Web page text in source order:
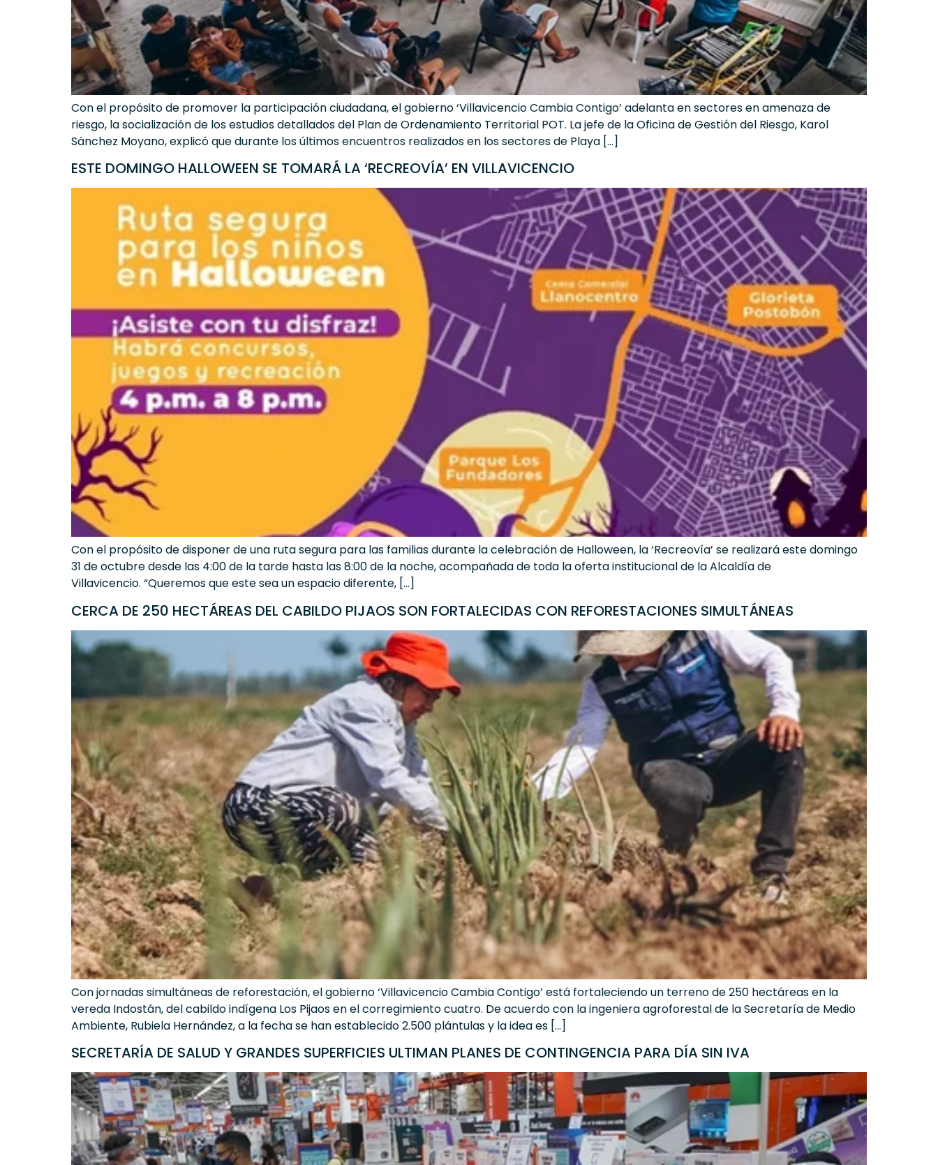
Con el propósito de promover la participación ciudadana, el gobierno ‘Villavicencio Cambia Contigo’ adelanta en sectores en amenaza de
riesgo, la socialización de los estudios detallados del Plan de Ordenamiento Territorial POT. La jefe de la Oficina de Gestión del Riesgo, Karol
Sánchez Moyano, explicó que durante los últimos encuentros realizados en los sectores de Playa […]
ESTE DOMINGO HALLOWEEN SE TOMARÁ LA ‘RECREOVÍA’ EN VILLAVICENCIO
Con el propósito de disponer de una ruta segura para las familias durante la celebración de Halloween, la ‘Recreovía’ se realizará este domingo
31 de octubre desde las 4:00 de la tarde hasta las 8:00 de la noche, acompañada de toda la oferta institucional de la Alcaldía de
Villavicencio. “Queremos que este sea un espacio diferente, […]
CERCA DE 250 HECTÁREAS DEL CABILDO PIJAOS SON FORTALECIDAS CON REFORESTACIONES SIMULTÁNEAS
Con jornadas simultáneas de reforestación, el gobierno ‘Villavicencio Cambia Contigo’ está fortaleciendo un terreno de 250 hectáreas en la
vereda Indostán, del cabildo indígena Los Pijaos en el corregimiento cuatro. De acuerdo con la ingeniera agroforestal de la Secretaría de Medio
Ambiente, Rubiela Hernández, a la fecha se han establecido 2.500 plántulas y la idea es […]
SECRETARÍA DE SALUD Y GRANDES SUPERFICIES ULTIMAN PLANES DE CONTINGENCIA PARA DÍA SIN IVA